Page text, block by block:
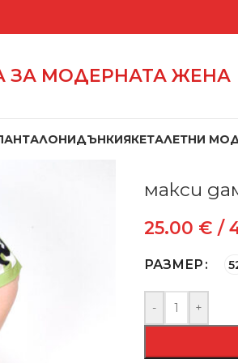
ЗА МОДЕРНАТА ЖЕНА
ДЪНКИЯКЕТАЛЕТНИ
макси
25.00 € /
РАЗМЕР
- +